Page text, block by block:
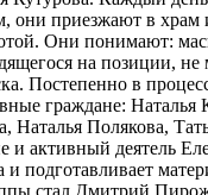
они приезжают в храм
Они понимают:
на позиции,
Постепенно в
граждане: Наталья
Наталья Полякова,
и активный деятель
и подготавливает